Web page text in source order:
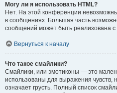
Могу ли я использовать HTML?
Нет. На этой конференции
в сообщениях. Большая часть
сообщений может быть реализована с
Вернуться к началу
Что такое смайлики?
Смайлики, или эмотиконы — это
использованы для выражения чувств,
означает грусть. Полный список